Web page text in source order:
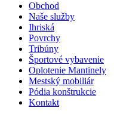
Obchod
Naše služby
Ihriská
Povrchy
Tribúny
Športové vybavenie
Oplotenie Mantinely
Mestský mobiliár
Pódia konštrukcie
Kontakt